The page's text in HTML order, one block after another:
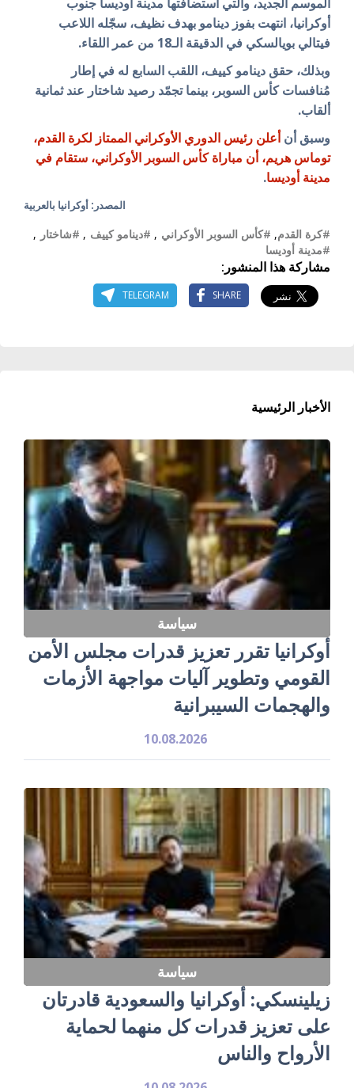
أوكرانيا، انتهت بفوز دينامو بهدف نظيف، سجّله اللاعب
فيتالي بويالسكي في الدقيقة الـ18 من عمر اللقاء.
وبذلك، حقق دينامو كييف، اللقب السابع له في إطار
مُنافسات كأس السوبر، بينما تجمّد رصيد شاختار عند ثمانية
ألقاب.
وسبق أنأعلن رئيس الدوري الأوكراني الممتاز لكرة القدم،
توماس هريم، أن مباراة كأس السوبر الأوكراني، ستقام في
مدينة أوديسا.
المصدر: أوكرانيا بالعربية
#كرة القدم, #كأس السوبر الأوكراني , #دينامو كييف , #شاختار ,
#مدينة أوديسا
مشاركة هذا المنشور:
SHARE
TELEGRAM
الأخبار الرئيسية
سياسة
أوكرانيا تقرر تعزيز قدرات مجلس الأمن
القومي وتطوير آليات مواجهة الأزمات
والهجمات السيبرانية
10.08.2026
سياسة
زيلينسكي: أوكرانيا والسعودية قادرتان
على تعزيز قدرات كل منهما لحماية
الأرواح والناس